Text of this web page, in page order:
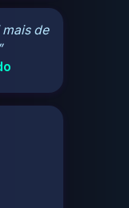
mais de